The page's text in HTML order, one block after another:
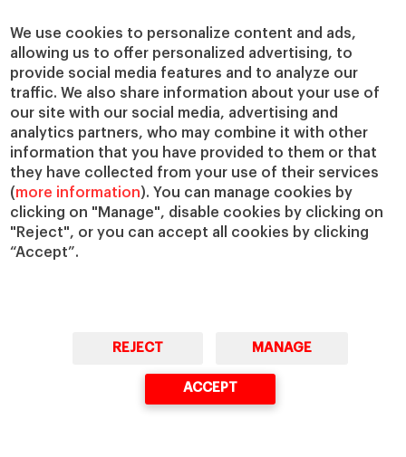
We use cookies to personalize content and ads,
allowing us to offer personalized advertising, to
provide social media features and to analyze our
traffic. We also share information about your use of
our site with our social media, advertising and
analytics partners, who may combine it with other
information that you have provided to them or that
they have collected from your use of their services
(more information). You can manage cookies by
clicking on "Manage", disable cookies by clicking on
"Reject", or you can accept all cookies by clicking
“Accept”.
REJECT MANAGE
ACCEPT
abstractos, involucran a personas que
trabajan directamente con la tierra.
Estos son algunos de sus logros:
Limpieza de especies invasoras en 9
hectáreas de praderas autóctonas.
Plantación de especies autóctonas y
árboles adaptados al clima.
Un itinerario educativo sobre la
tierra para jóvenes indígenas, con
materiales educativos en el idioma